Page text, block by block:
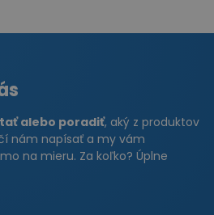
alebo poradiť, aký z produktov
nám napísať a my vám
na mieru. Za koľko? Úplne